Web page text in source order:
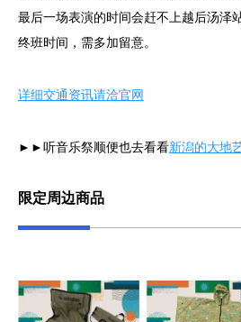
最后一场表演的时间会赶不上越后汤泽
终班时间，需多加留意。
详细交通资讯请洽官网
►►听音乐祭顺便也去看看新潟的大地
限定周边商品